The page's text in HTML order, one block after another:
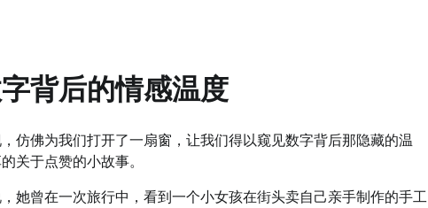
背后的情感温度
仿佛为我们打开了一扇窗，让我们得以窥见数字背后那隐藏的温
关于点赞的小故事。
她曾在一次旅行中，看到一个小女孩在街头卖自己亲手制作的手工